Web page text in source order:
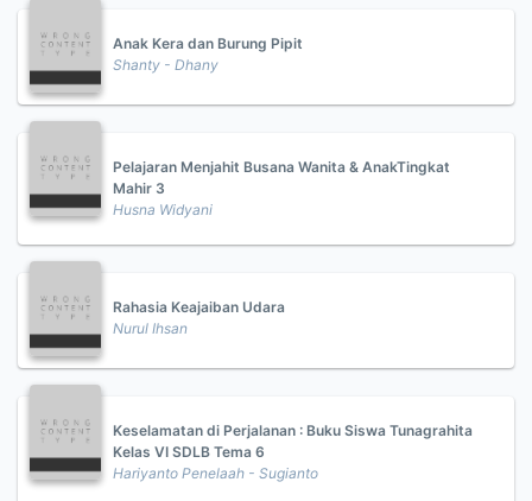
Anak Kera dan Burung Pipit
Shanty - Dhany
Pelajaran Menjahit Busana Wanita & AnakTingkat
Mahir 3
Husna Widyani
Rahasia Keajaiban Udara
Nurul Ihsan
Keselamatan di Perjalanan : Buku Siswa Tunagrahita
Kelas VI SDLB Tema 6
Hariyanto Penelaah - Sugianto